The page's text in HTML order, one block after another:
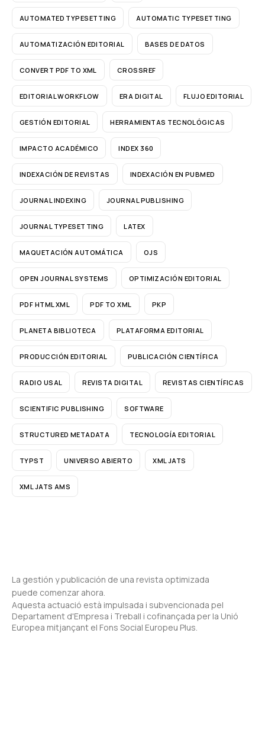
AUTOMATED TYPESETTING AUTOMATIC TYPESETTING
AUTOMATIZACIÓN EDITORIAL BASES DE DATOS
CONVERT PDF TO XML CROSSREF
EDITORIAL WORKFLOW ERA DIGITAL FLUJO EDITORIAL
GESTIÓN EDITORIAL HERRAMIENTAS TECNOLÓGICAS
IMPACTO ACADÉMICO INDEX 360
INDEXACIÓN DE REVISTAS INDEXACIÓN EN PUBMED
JOURNAL INDEXING JOURNAL PUBLISHING
JOURNAL TYPESETTING LATEX
MAQUETACIÓN AUTOMÁTICA OJS
OPEN JOURNAL SYSTEMS OPTIMIZACIÓN EDITORIAL
PDF HTML XML PDF TO XML PKP
PLANETA BIBLIOTECA PLATAFORMA EDITORIAL
PRODUCCIÓN EDITORIAL PUBLICACIÓN CIENTÍFICA
RADIO USAL REVISTA DIGITAL REVISTAS CIENTÍFICAS
SCIENTIFIC PUBLISHING SOFTWARE
STRUCTURED METADATA TECNOLOGÍA EDITORIAL
TYPST UNIVERSO ABIERTO XML JATS
XML JATS AMS
La gestión y publicación de una revista optimizada
puede comenzar ahora.
Aquesta actuació està impulsada i subvencionada pel
Departament d'Empresa i Treball i cofinançada per la Unió
Europea mitjançant el Fons Social Europeu Plus.